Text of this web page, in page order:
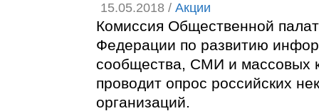
15.05.2018 / Акции
Комиссия Общественной
Федерации по развитию
сообщества, СМИ и массовых
проводит опрос российских
организаций.